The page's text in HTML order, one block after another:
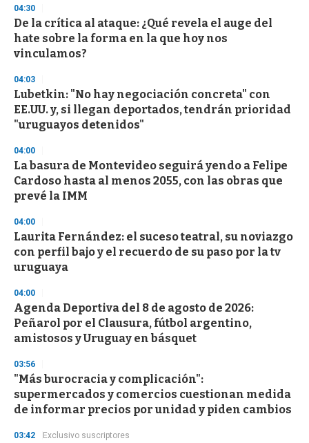
s
e
c
o
n
04:30
De la crítica al ataque: ¿Qué revela el auge del
hate sobre la forma en la que hoy nos
vinculamos?
04:03
Lubetkin: "No hay negociación concreta" con
EE.UU. y, si llegan deportados, tendrán prioridad
"uruguayos detenidos"
04:00
La basura de Montevideo seguirá yendo a Felipe
Cardoso hasta al menos 2055, con las obras que
prevé la IMM
04:00
Laurita Fernández: el suceso teatral, su noviazgo
con perfil bajo y el recuerdo de su paso por la tv
uruguaya
04:00
Agenda Deportiva del 8 de agosto de 2026:
Peñarol por el Clausura, fútbol argentino,
amistosos y Uruguay en básquet
03:56
"Más burocracia y complicación":
supermercados y comercios cuestionan medida
de informar precios por unidad y piden cambios
03:42 Exclusivo suscriptores